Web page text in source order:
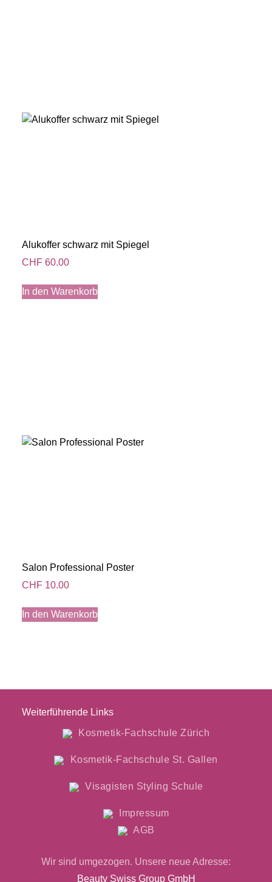
Alukoffer schwarz mit Spiegel
CHF 60.00
In den Warenkorb
Salon Professional Poster
CHF 10.00
In den Warenkorb
Weiterführende Links
Kosmetik-Fachschule Zürich
Kosmetik-Fachschule St. Gallen
Visagisten Styling Schule
Impressum
AGB
Wir sind umgezogen. Unsere neue Adresse:
Beauty Swiss Group GmbH